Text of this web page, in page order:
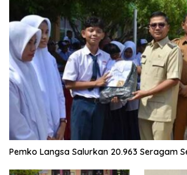
Pemko Langsa Salurkan 20.963 Seragam